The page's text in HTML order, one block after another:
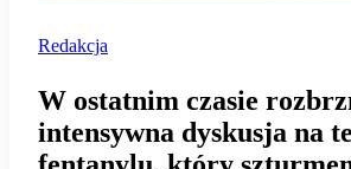
Redakcja
W ostatnim czasie
intensywna dyskusja na